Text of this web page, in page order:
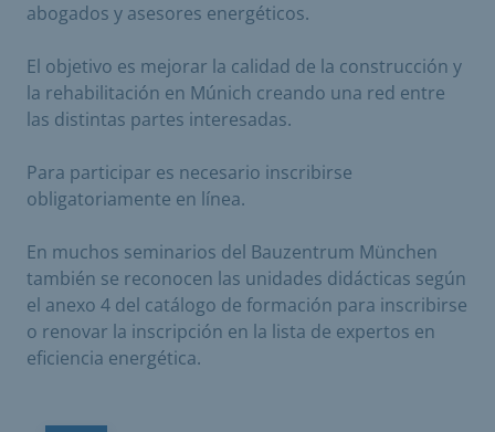
abogados y asesores energéticos.
El objetivo es mejorar la calidad de la construcción y
la rehabilitación en Múnich creando una red entre
las distintas partes interesadas.
Para participar es necesario inscribirse
obligatoriamente en línea.
En muchos seminarios del Bauzentrum München
también se reconocen las unidades didácticas según
el anexo 4 del catálogo de formación para inscribirse
o renovar la inscripción en la lista de expertos en
eficiencia energética.